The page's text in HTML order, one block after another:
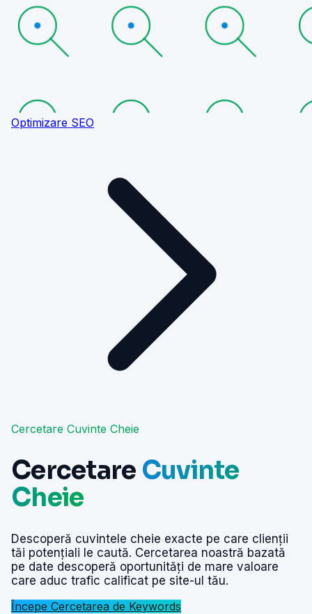
Optimizare SEO
Cercetare Cuvinte Cheie
Cercetare Cuvinte
Cheie
Descoperă cuvintele cheie exacte pe care clienții
tăi potențiali le caută. Cercetarea noastră bazată
pe date descoperă oportunități de mare valoare
care aduc trafic calificat pe site-ul tău.
Începe Cercetarea de Keywords